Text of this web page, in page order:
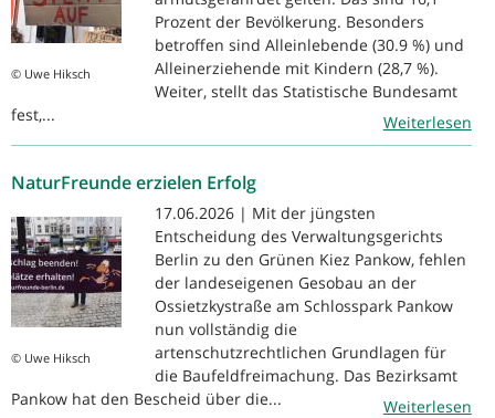
© Uwe Hiksch
Prozent der Bevölkerung. Besonders
betroffen sind Alleinlebende (30.9 %) und
Alleinerziehende mit Kindern (28,7 %).
Weiter, stellt das Statistische Bundesamt
fest,...
Weiterlesen
NaturFreunde erzielen Erfolg
© Uwe Hiksch
17.06.2026 | Mit der jüngsten
Entscheidung des Verwaltungsgerichts
Berlin zu den Grünen Kiez Pankow, fehlen
der landeseigenen Gesobau an der
Ossietzkystraße am Schlosspark Pankow
nun vollständig die
artenschutzrechtlichen Grundlagen für
die Baufeldfreimachung. Das Bezirksamt
Pankow hat den Bescheid über die...
Weiterlesen